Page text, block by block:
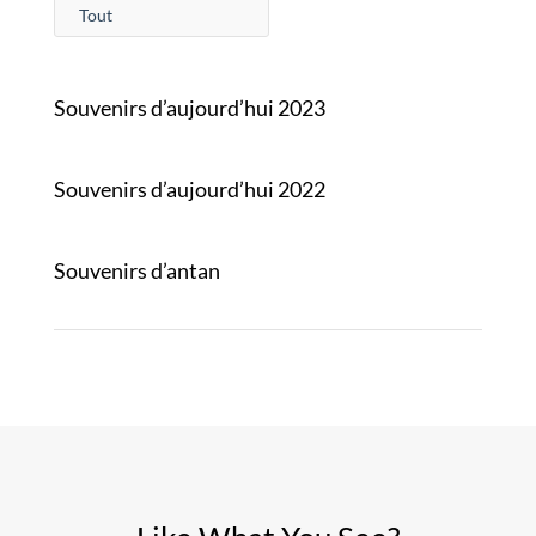
Tout
Souvenirs d’aujourd’hui 2023
Souvenirs d’aujourd’hui 2022
Souvenirs d’antan